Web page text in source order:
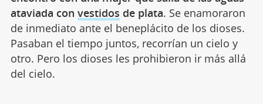
ataviada con vestidos de plata. Se enamoraron
de inmediato ante el beneplácito de los dioses.
Pasaban el tiempo juntos, recorrían un cielo y
otro. Pero los dioses les prohibieron ir más allá
del cielo.